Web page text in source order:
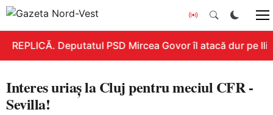
REPLICĂ. Deputatul PSD Mircea Govor îl atacă dur pe
Interes uriaș la Cluj pentru meciul CFR -
Sevilla!